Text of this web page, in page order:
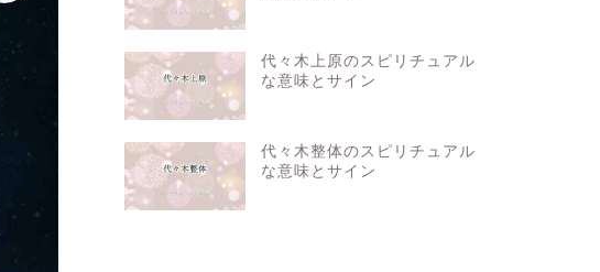
代々木上原のスピリチュアル
な意味とサイン
代々木整体のスピリチュアル
な意味とサイン